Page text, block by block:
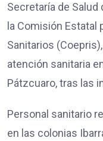
Secretaría de Salud
la Comisión Estatal
Sanitarios
atención sanitaria
Pátzcuaro, tras las
Personal sanitario
en las colonias